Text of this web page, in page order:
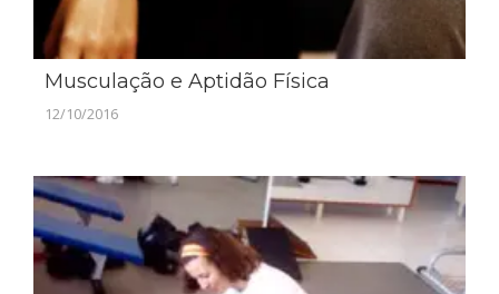
Musculação e Aptidão Física
12/10/2016